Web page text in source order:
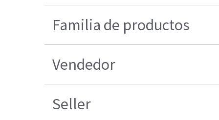
Familia de productos
Vendedor
Seller